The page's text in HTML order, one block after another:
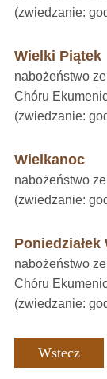
(zwiedzanie:
Wielki Piątek
nabożeństwo
Chóru
(zwiedzanie:
Wielkanoc
nabożeństwo
(zwiedzanie:
nabożeństwo
Chóru
(zwiedzanie:
Wstecz